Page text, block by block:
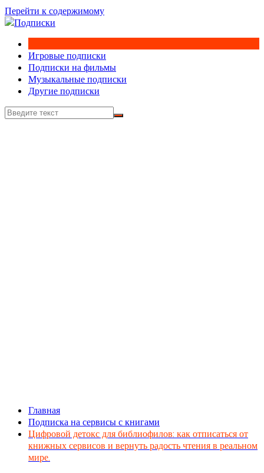
Перейти к содержимому
Игровые подписки
Подписки на фильмы
Музыкальные подписки
Другие подписки
Главная
Подписка на сервисы с книгами
Цифровой детокс для библиофилов: как отписаться от
книжных сервисов и вернуть радость чтения в реальном
мире.